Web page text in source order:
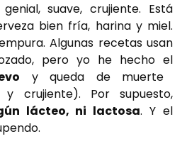
suave, crujiente. Está
bien fría, harina y miel.
Algunas recetas usan
pero yo he hecho el
y queda de muerte
y crujiente). Por supuesto,
lácteo, ni lactosa. Y el